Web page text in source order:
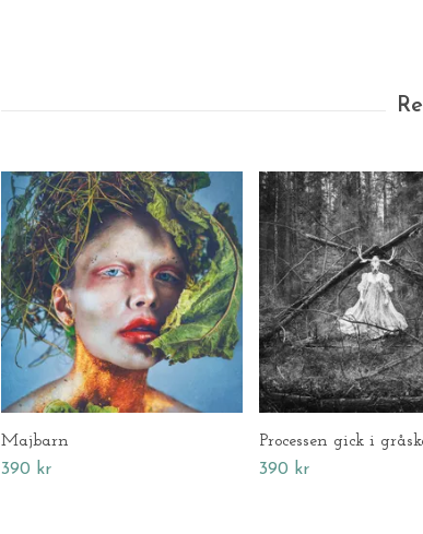
Majbarn
390 kr
Processen gick i
390 kr